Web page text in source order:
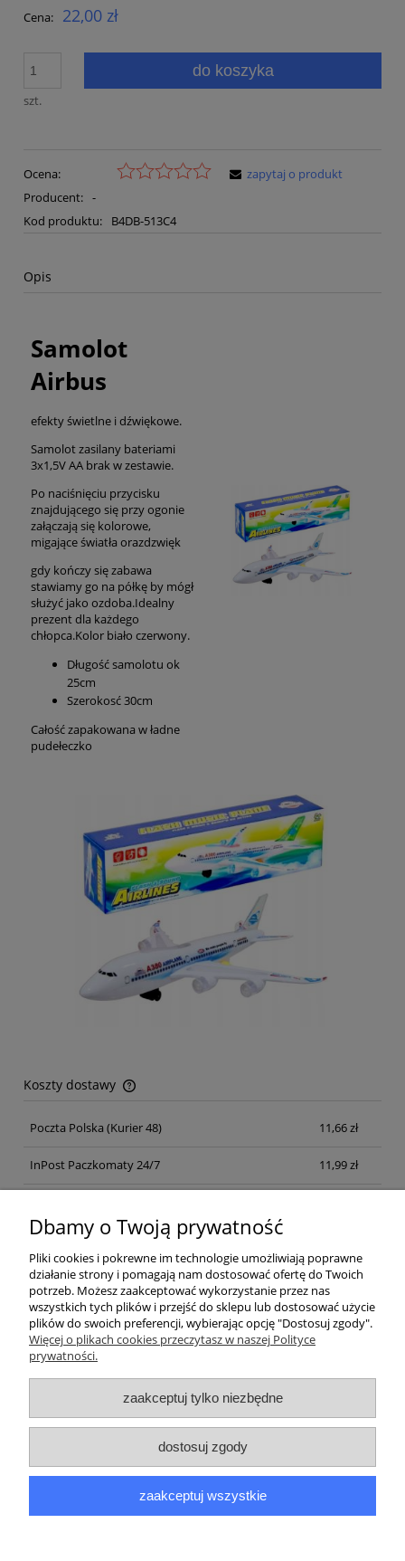
Cena: 22,00 zł
szt.
do koszyka
Ocena:
Producent: -
Kod produktu:
B4DB-513C4
zapytaj o produkt
Opis
Samolot
Airbus
efekty świetlne i dźwiękowe.
Samolot zasilany bateriami
3x1,5V AA brak w zestawie.
Po naciśnięciu przycisku
znajdującego się przy ogonie
załączają się kolorowe,
migające światła orazdzwięk
gdy kończy się zabawa
stawiamy go na półkę by mógł
służyć jako ozdoba.Idealny
prezent dla każdego
chłopca.Kolor biało czerwony.
Długość samolotu ok
25cm
Szerokosć 30cm
Całość zapakowana w ładne
pudełeczko
Koszty dostawy
Cena nie zawiera ewentualnych kosztów płatności
Poczta Polska (Kurier 48) 11,66 zł
InPost Paczkomaty 24/7 11,99 zł
Pomoc
Moje konto
Płatności i dostawa
Informacje
O nas
Dbamy o Twoją prywatność
Pliki cookies i pokrewne im technologie umożliwiają poprawne
działanie strony i pomagają nam dostosować ofertę do Twoich
potrzeb. Możesz zaakceptować wykorzystanie przez nas
wszystkich tych plików i przejść do sklepu lub dostosować użycie
plików do swoich preferencji, wybierając opcję "Dostosuj zgody".
Więcej o plikach cookies przeczytasz w naszej Polityce
prywatności.
zaakceptuj tylko niezbędne
dostosuj zgody
zaakceptuj wszystkie